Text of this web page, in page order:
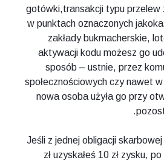
gotówki,transakcji typu przelew
w punktach oznaczonych
zakłady bukmacherskie,
aktywacji kodu możesz go
sposób – ustnie, przez
społecznościowych czy nawet
nowa osoba użyła go przy
Jeśli z jednej obligacji
zł uzyskałeś 10 zł zysku,